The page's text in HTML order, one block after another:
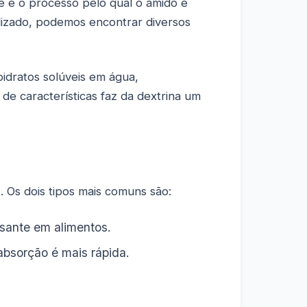
é o processo pelo qual o amido é
podemos encontrar diversos
solúveis em água,
características faz da dextrina um
dois tipos mais comuns são:
em alimentos.
é mais rápida.